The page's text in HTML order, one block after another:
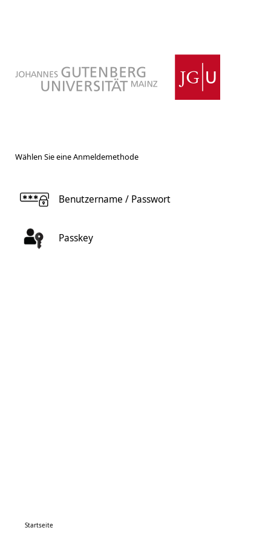
Wählen Sie eine Anmeldemethode
Benutzername / Passwort
Passkey
Startseite